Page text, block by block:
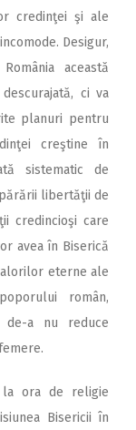
credinţei şi ale
Desigur,
această
ci va
planuri pentru
creştine în
sistematic de
libertăţii de
credincioşi care
avea în Biserică
eterne ale
român,
a nu reduce
la ora de religie
Bisericii în